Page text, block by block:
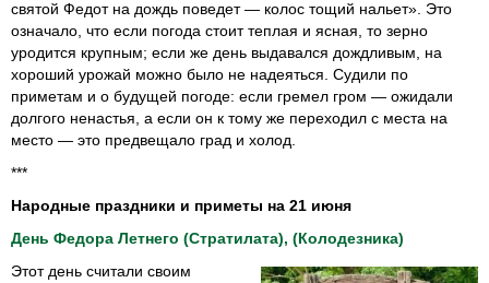
святой Федот на дождь поведет — колос тощий нальет». Это
означало, что если погода стоит теплая и ясная, то зерно
уродится крупным; если же день выдавался дождливым, на
хороший урожай можно было не надеяться. Судили по
приметам и о будущей погоде: если гремел гром — ожидали
долгого ненастья, а если он к тому же переходил с места на
место — это предвещало град и холод.
***
Народные праздники и приметы на 21 июня
День Федора Летнего (Стратилата), (Колодезника)
Этот день считали своим